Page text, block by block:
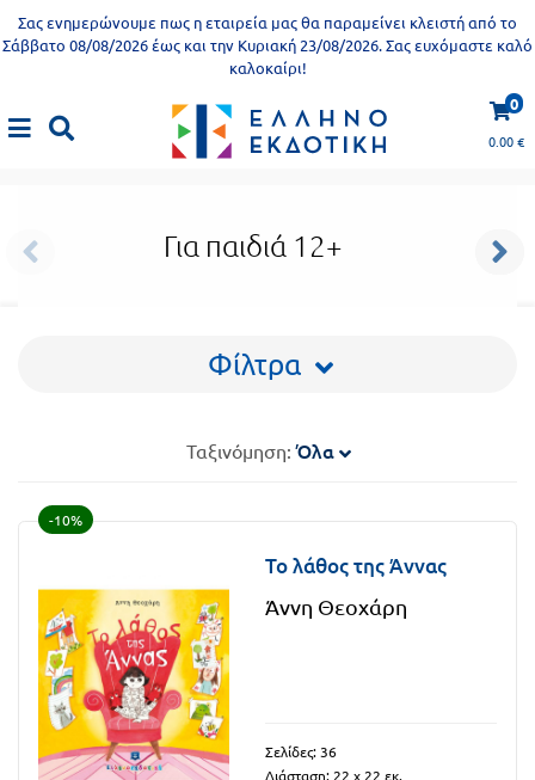
Σας ενημερώνουμε πως η εταιρεία μας θα παραμείνει κλειστή από το
Σάββατο 08/08/2026 έως και την Κυριακή 23/08/2026. Σας ευχόμαστε καλό
καλοκαίρι!
0
0.00€
X
Εκπαιδευτικά
είναι
Παιδικό
βιβλίο
Χάρτες
Πανεπιστημιακά
Προδημοτική
εκπαίδευση
αφίσες
Β΄
Γ΄
Τάξη
Δ΄
Τάξη
Παιδικό βιβλίο
Για παιδιά 4+
Για παιδιά 12+
Φίλτρα
Ταξινόμηση:Όλα
-10%
Το λάθος της Άννας
Άννη Θεοχάρη
Σελίδες: 36
Διάσταση: 22 x 22 εκ.